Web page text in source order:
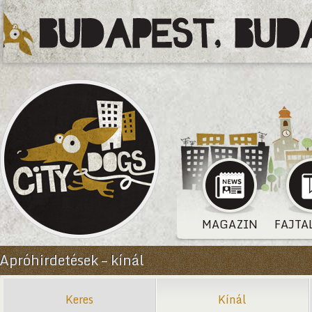
MAGAZIN
Apróhirdetések – kínál
Keres Kínál